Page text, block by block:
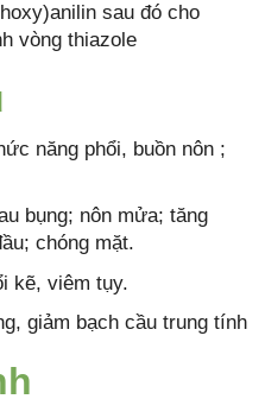
sau đó cho
vòng thiazole
năng phổi, buồn nôn ;
bụng; nôn mửa; tăng
chóng mặt.
kẽ, viêm tụy.
giảm bạch cầu trung tính